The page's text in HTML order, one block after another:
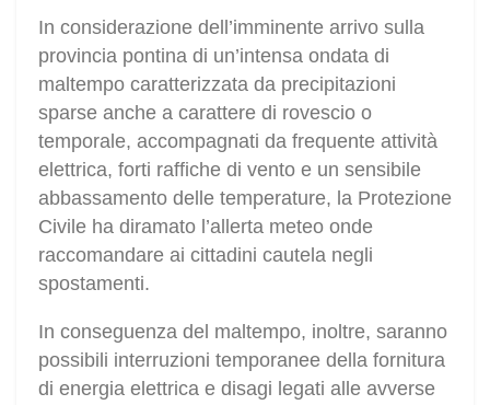
In considerazione dell’imminente arrivo sulla
provincia pontina di un’intensa ondata di
maltempo caratterizzata da precipitazioni
sparse anche a carattere di rovescio o
temporale, accompagnati da frequente attività
elettrica, forti raffiche di vento e un sensibile
abbassamento delle temperature, la Protezione
Civile ha diramato l’allerta meteo onde
raccomandare ai cittadini cautela negli
spostamenti.
In conseguenza del maltempo, inoltre, saranno
possibili interruzioni temporanee della fornitura
di energia elettrica e disagi legati alle avverse